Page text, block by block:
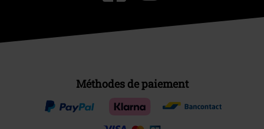
Méthodes de paiement